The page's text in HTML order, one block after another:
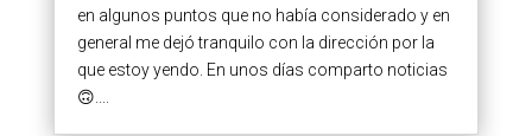
en algunos puntos que no había considerado y en
general me dejó tranquilo con la dirección por la
que estoy yendo. En unos días comparto noticias
🙃....